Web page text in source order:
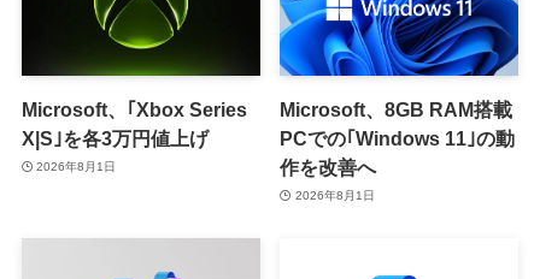
Microsoft、｢Xbox Series
X|S｣を各3万円値上げ
2026年8月1日
Microsoft、8GB RAM搭載
PCでの｢Windows 11｣の動
作を改善へ
2026年8月1日